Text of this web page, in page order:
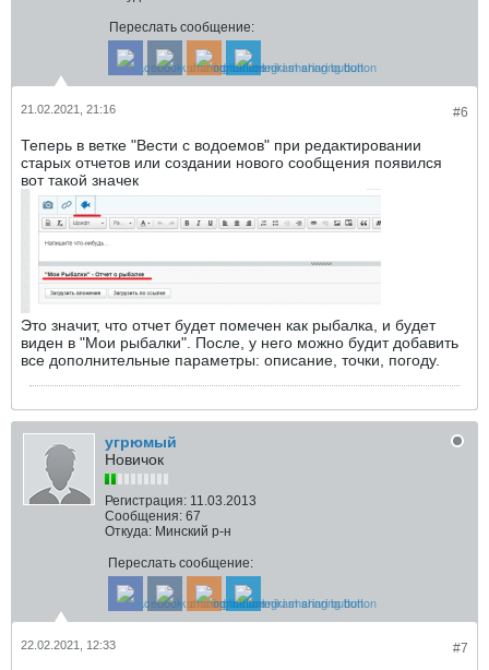
Переслать сообщение:
#6
21.02.2021, 21:16
Теперь в ветке "Вести с водоемов" при редактировании
старых отчетов или создании нового сообщения появился
вот такой значек
Это значит, что отчет будет помечен как рыбалка, и будет
виден в "Мои рыбалки". После, у него можно будит добавить
все дополнительные параметры: описание, точки, погоду.
угрюмый
Новичок
Регистрация: 11.03.2013
Сообщения: 67
Откуда: Минский р-н
Переслать сообщение:
#7
22.02.2021, 12:33